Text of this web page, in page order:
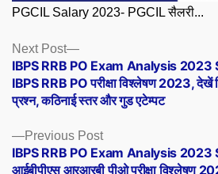
PGCIL Salary 2023- PGCIL सैलरी...
Posts
navigation
Previous PostPrevious
post:
IBPS RRB PO Exam Analysis
आईबीपीएस आरआरबी पीओ परीक्षा विश्लेषण
Next Post
Next
post:
IBPS RRB PO Exam Analysis
IBPS RRB PO परीक्षा विश्लेषण 2023, देखें
प्रश्न, कठिनाई स्तर और गुड एटेम्पट